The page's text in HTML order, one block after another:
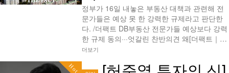
정부가 16일 내놓은 부동산 대책과 관련해 전
문가들은 예상 못 한 강력한 규제라고 판단한
다. /더팩트 DB부동산 전문가들 예상보다 강력
한 규제 동의···엇갈린 찬반의견 왜[더팩트｜…
더보기
Hot